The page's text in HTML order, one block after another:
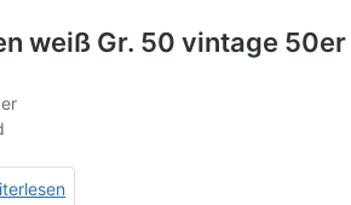
weiß Gr. 50 vintage 50er